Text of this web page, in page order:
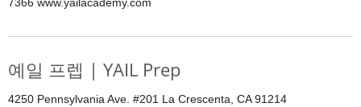
7366 www.yailacademy.com
예일 프렙 | YAIL Prep
4250 Pennsylvania Ave. #201 La Crescenta, CA 91214